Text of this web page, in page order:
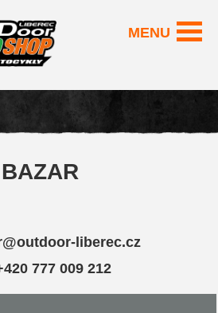
MENU
BAZAR
liberec.cz
777 009 212